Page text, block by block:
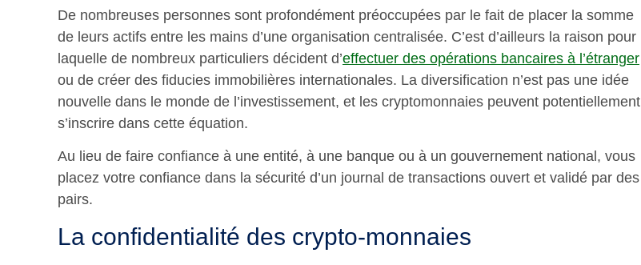
De nombreuses personnes sont profondément préoccupées par le fait de placer la somme
de leurs actifs entre les mains d’une organisation centralisée. C’est d’ailleurs la raison pour
laquelle de nombreux particuliers décident d’effectuer des opérations bancaires à l’étranger
ou de créer des fiducies immobilières internationales. La diversification n’est pas une idée
nouvelle dans le monde de l’investissement, et les cryptomonnaies peuvent potentiellement
s’inscrire dans cette équation.
Au lieu de faire confiance à une entité, à une banque ou à un gouvernement national, vous
placez votre confiance dans la sécurité d’un journal de transactions ouvert et validé par des
pairs.
La confidentialité des crypto-monnaies